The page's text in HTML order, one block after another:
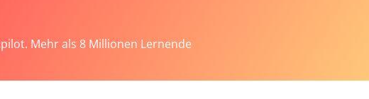
Mehr als 8 Millionen Lernende